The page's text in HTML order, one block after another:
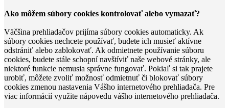
Ako môžem súbory cookies kontrolovať alebo vymazať?
Väčšina prehliadačov prijíma súbory cookies automaticky. Ak
súbory cookies nechcete používať, budete ich musieť aktívne
odstrániť alebo zablokovať. Ak odmietnete používanie súboru
cookies, budete stále schopní navštíviť naše webové stránky, ale
niektoré funkcie nemusia správne fungovať. Pokiaľ si tak prajete
urobiť, môžete zvoliť možnosť odmietnuť či blokovať súbory
cookies zmenou nastavenia Vášho internetového prehliadača. Pre
viac informácií využite nápovedu vášho internetového prehliadača.